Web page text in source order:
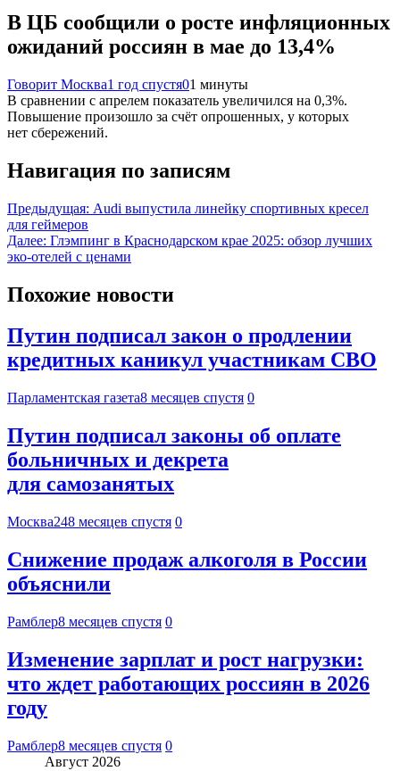
В ЦБ сообщили о росте инфляционных
ожиданий россиян в мае до 13,4%
Говорит Москва1 год спустя01 минуты
В сравнении с апрелем показатель увеличился на 0,3%.
Повышение произошло за счёт опрошенных, у которых
нет сбережений.
Навигация по записям
Предыдущая: Audi выпустила линейку спортивных кресел
для геймеров
Далее: Глэмпинг в Краснодарском крае 2025: обзор лучших
эко-отелей с ценами
Похожие новости
Путин подписал закон о продлении
кредитных каникул участникам СВО
Парламентская газета8 месяцев спустя 0
Путин подписал законы об оплате
больничных и декрета
для самозанятых
Москва248 месяцев спустя 0
Снижение продаж алкоголя в России
объяснили
Рамблер8 месяцев спустя 0
Изменение зарплат и рост нагрузки:
что ждет работающих россиян в 2026
году
Рамблер8 месяцев спустя 0
Август 2026